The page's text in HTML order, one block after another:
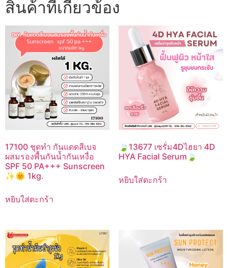
สินค้าที่เกี่ยวข้อง
17100 ชุดทำ กันแดดสีเบจ
ผสมรองพื้นกันน้ำกันเหงื่อ
SPF 50 PA+++ Sunscreen
✨🌞 1kg.
หยิบใส่ตะกร้า
🍃13677 เซรั่ม4Dไฮยา 4D
HYA Facial Serum🍃
หยิบใส่ตะกร้า